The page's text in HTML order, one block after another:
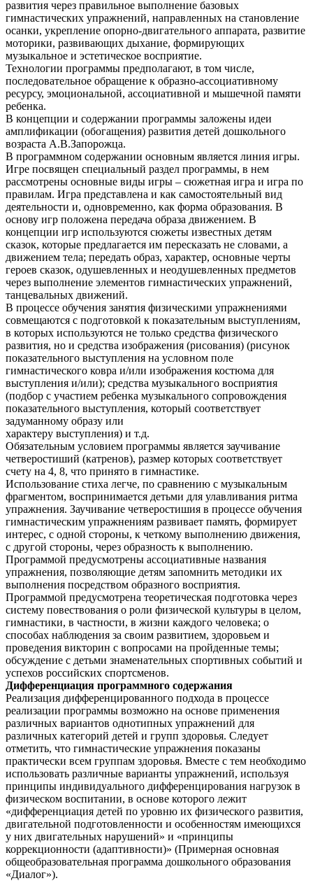
развития через правильное выполнение базовых
гимнастических упражнений, направленных на становление
осанки, укрепление опорно-двигательного аппарата, развитие
моторики, развивающих дыхание, формирующих
музыкальное и эстетическое восприятие.
Технологии программы предполагают, в том числе,
последовательное обращение к образно-ассоциативному
ресурсу, эмоциональной, ассоциативной и мышечной памяти
ребенка.
В концепции и содержании программы заложены идеи
амплификации (обогащения) развития детей дошкольного
возраста А.В.Запорожца.
В программном содержании основным является линия игры.
Игре посвящен специальный раздел программы, в нем
рассмотрены основные виды игры – сюжетная игра и игра по
правилам. Игра представлена и как самостоятельный вид
деятельности и, одновременно, как форма образования. В
основу игр положена передача образа движением. В
концепции игр используются сюжеты известных детям
сказок, которые предлагается им пересказать не словами, а
движением тела; передать образ, характер, основные черты
героев сказок, одушевленных и неодушевленных предметов
через выполнение элементов гимнастических упражнений,
танцевальных движений.
В процессе обучения занятия физическими упражнениями
совмещаются с подготовкой к показательным выступлениям,
в которых используются не только средства физического
развития, но и средства изображения (рисования) (рисунок
показательного выступления на условном поле
гимнастического ковра и/или изображения костюма для
выступления и/или); средства музыкального восприятия
(подбор с участием ребенка музыкального сопровождения
показательного выступления, который соответствует
задуманному образу или
характеру выступления) и т.д.
Обязательным условием программы является заучивание
четверостиший (катренов), размер которых соответствует
счету на 4, 8, что принято в гимнастике.
Использование стиха легче, по сравнению с музыкальным
фрагментом, воспринимается детьми для улавливания ритма
упражнения. Заучивание четверостишия в процессе обучения
гимнастическим упражнениям развивает память, формирует
интерес, с одной стороны, к четкому выполнению движения,
с другой стороны, через образность к выполнению.
Программой предусмотрены ассоциативные названия
упражнения, позволяющие детям запомнить методики их
выполнения посредством образного восприятия.
Программой предусмотрена теоретическая подготовка через
систему повествования о роли физической культуры в целом,
гимнастики, в частности, в жизни каждого человека; о
способах наблюдения за своим развитием, здоровьем и
проведения викторин с вопросами на пройденные темы;
обсуждение с детьми знаменательных спортивных событий и
успехов российских спортсменов.
Дифференциация программного содержания
Реализация дифференцированного подхода в процессе
реализации программы возможно на основе применения
различных вариантов однотипных упражнений для
различных категорий детей и групп здоровья. Следует
отметить, что гимнастические упражнения показаны
практически всем группам здоровья. Вместе с тем необходимо
использовать различные варианты упражнений, используя
принципы индивидуального дифференцирования нагрузок в
физическом воспитании, в основе которого лежит
«дифференциация детей по уровню их физического развития,
двигательной подготовленности и особенностям имеющихся
у них двигательных нарушений» и «принципы
коррекционности (адаптивности)» (Примерная основная
общеобразовательная программа дошкольного образования
«Диалог»).